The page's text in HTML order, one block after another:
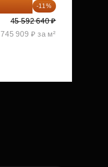
-11%
45 592 640 ₽
745 909 ₽ за м²